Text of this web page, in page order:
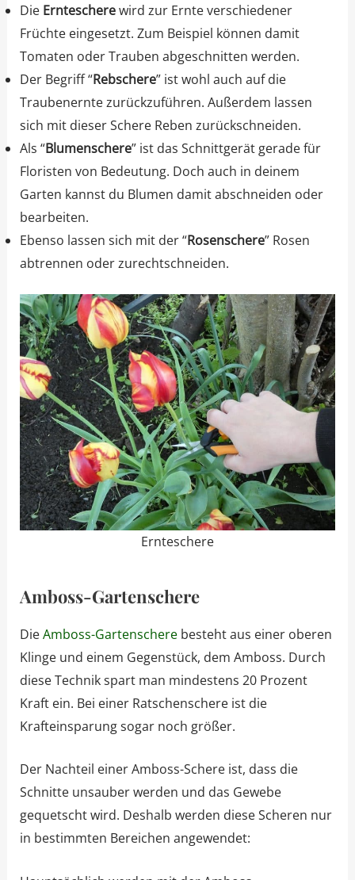
Die Erntescherewird zur Ernte verschiedener
Früchte eingesetzt. Zum Beispiel können damit
Tomaten oder Trauben abgeschnitten werden.
Der Begriff “Rebschere” ist wohl auch auf die
Traubenernte zurückzuführen. Außerdem lassen
sich mit dieser Schere Reben zurückschneiden.
Als “Blumenschere” ist das Schnittgerät gerade für
Floristen von Bedeutung. Doch auch in deinem
Garten kannst du Blumen damit abschneiden oder
bearbeiten.
Ebenso lassen sich mit der “Rosenschere” Rosen
abtrennen oder zurechtschneiden.
Ernteschere
Amboss-Gartenschere
DieAmboss-Gartenscherebesteht aus einer oberen
Klinge und einem Gegenstück, dem Amboss. Durch
diese Technik spart man mindestens 20 Prozent
Kraft ein. Bei einer Ratschenschere ist die
Krafteinsparung sogar noch größer.
Der Nachteil einer Amboss-Schere ist, dass die
Schnitte unsauber werden und das Gewebe
gequetscht wird. Deshalb werden diese Scheren nur
in bestimmten Bereichen angewendet: